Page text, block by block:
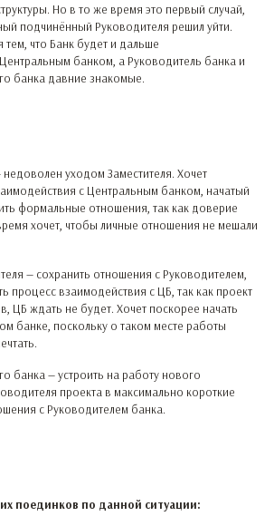
Но в то же время это первый случай,
подчинённый Руководителя решил уйти.
тем, что Банк будет и дальше
банком, а Руководитель банка и
банка давние знакомые.
уходом Заместителя. Хочет
с Центральным банком, начатый
формальные отношения, так как доверие
хочет, чтобы личные отношения не мешали
— сохранить отношения с Руководителем,
процесс взаимодействия с ЦБ, так как проект
ЦБ ждать не будет. Хочет поскорее начать
банке, поскольку о таком месте работы
банка — устроить на работу нового
проекта в максимально короткие
с Руководителем банка.
поединков по данной ситуации: